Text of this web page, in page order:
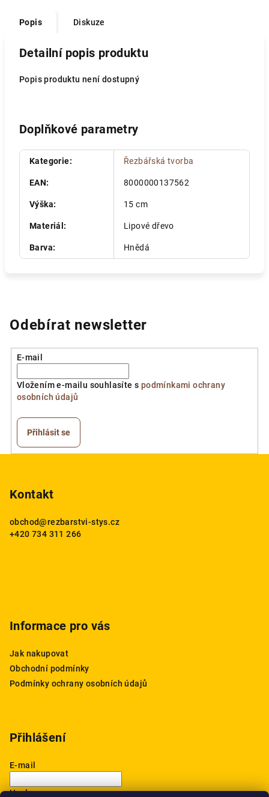
Popis Diskuze
Detailní popis produktu
Popis produktu není dostupný
Doplňkové parametry
Kategorie: Řezbářská tvorba
EAN: 8000000137562
Výška: 15 cm
Materiál : Lipové dřevo
Barva: Hnědá
Odebírat newsletter
E-mail
Vložením e-mailu souhlasíte s podmínkami ochrany
osobních údajů
Přihlásit se
Kontakt
obchod@rezbarstvi-stys.cz
+420 734 311 266
Informace pro vás
Jak nakupovat
Obchodní podmínky
Podmínky ochrany osobních údajů
Přihlášení
E-mail
Heslo